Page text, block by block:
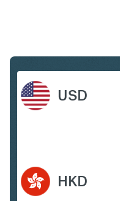
USD
HKD